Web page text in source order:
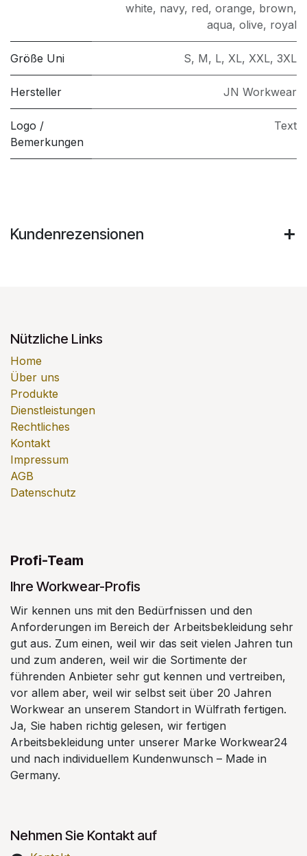
white, navy, red, orange, brown,
aqua, olive, royal
Größe Uni S, M, L, XL, XXL, 3XL
Hersteller JN Workwear
Logo /
Bemerkungen
Text
Kundenrezensionen
Nützliche Links
Home
Über uns
Produkte
Dienstleistungen
Rechtliches
Kontakt
Impressum
AGB
Datenschutz
Profi-Team
Ihre Workwear-Profis
Wir kennen uns mit den Bedürfnissen und den
Anforderungen im Bereich der Arbeitsbekleidung sehr
gut aus. Zum einen, weil wir das seit vielen Jahren tun
und zum anderen, weil wir die Sortimente der
führenden Anbieter sehr gut kennen und vertreiben,
vor allem aber, weil wir selbst seit über 20 Jahren
Workwear an unserem Standort in Wülfrath fertigen.
Ja, Sie haben richtig gelesen, wir fertigen
Arbeitsbekleidung unter unserer Marke Workwear24
und nach individuellem Kundenwunsch – Made in
Germany.
Nehmen Sie Kontakt auf